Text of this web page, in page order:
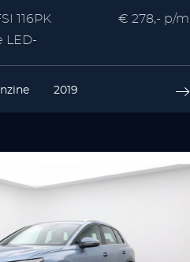
116PK
LED-
€ 278,- p/m
2019